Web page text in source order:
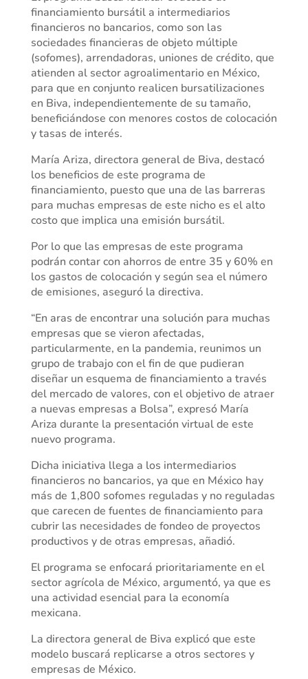
financiamiento bursátil a intermediarios
financieros no bancarios, como son las
sociedades financieras de objeto múltiple
(sofomes), arrendadoras, uniones de crédito, que
atienden al sector agroalimentario en México,
para que en conjunto realicen bursatilizaciones
en Biva, independientemente de su tamaño,
beneficiándose con menores costos de colocación
y tasas de interés.
María Ariza, directora general de Biva, destacó
los beneficios de este programa de
financiamiento, puesto que una de las barreras
para muchas empresas de este nicho es el alto
costo que implica una emisión bursátil.
Por lo que las empresas de este programa
podrán contar con ahorros de entre 35 y 60% en
los gastos de colocación y según sea el número
de emisiones, aseguró la directiva.
“En aras de encontrar una solución para muchas
empresas que se vieron afectadas,
particularmente, en la pandemia, reunimos un
grupo de trabajo con el fin de que pudieran
diseñar un esquema de financiamiento a través
del mercado de valores, con el objetivo de atraer
a nuevas empresas a Bolsa”, expresó María
Ariza durante la presentación virtual de este
nuevo programa.
Dicha iniciativa llega a los intermediarios
financieros no bancarios, ya que en México hay
más de 1,800 sofomes reguladas y no reguladas
que carecen de fuentes de financiamiento para
cubrir las necesidades de fondeo de proyectos
productivos y de otras empresas, añadió.
El programa se enfocará prioritariamente en el
sector agrícola de México, argumentó, ya que es
una actividad esencial para la economía
mexicana.
La directora general de Biva explicó que este
modelo buscará replicarse a otros sectores y
empresas de México.